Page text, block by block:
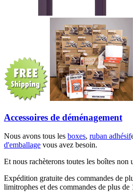
Accessoires de déménagement
Nous avons tous les boxes, ruban adhésif
d'emballage vous avez besoin.
Et nous rachèterons toutes les boîtes non
Expédition gratuite des commandes de
limitrophes et des commandes de plus de